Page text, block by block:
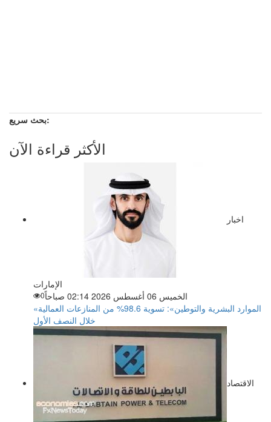
بحث سريع:
الأكثر قراءة الآن
اخبار
الإمارات
الخميس 06 أغسطس 2026 02:14 صباحاً
0
«الموارد البشرية والتوطين»: تسوية 98.6% من المنازعات العمالية
خلال النصف الأول
الاقتصاد